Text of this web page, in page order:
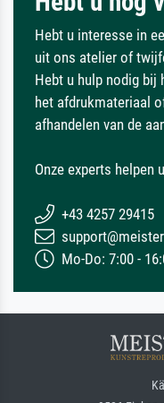
Hebt u interesse in
uit ons atelier of
Hebt u hulp nodig bij
het afdrukmateriaal
afhandelen van de
Onze experts helpen
+43 4257 29415
Mo-Do: 7:00 -